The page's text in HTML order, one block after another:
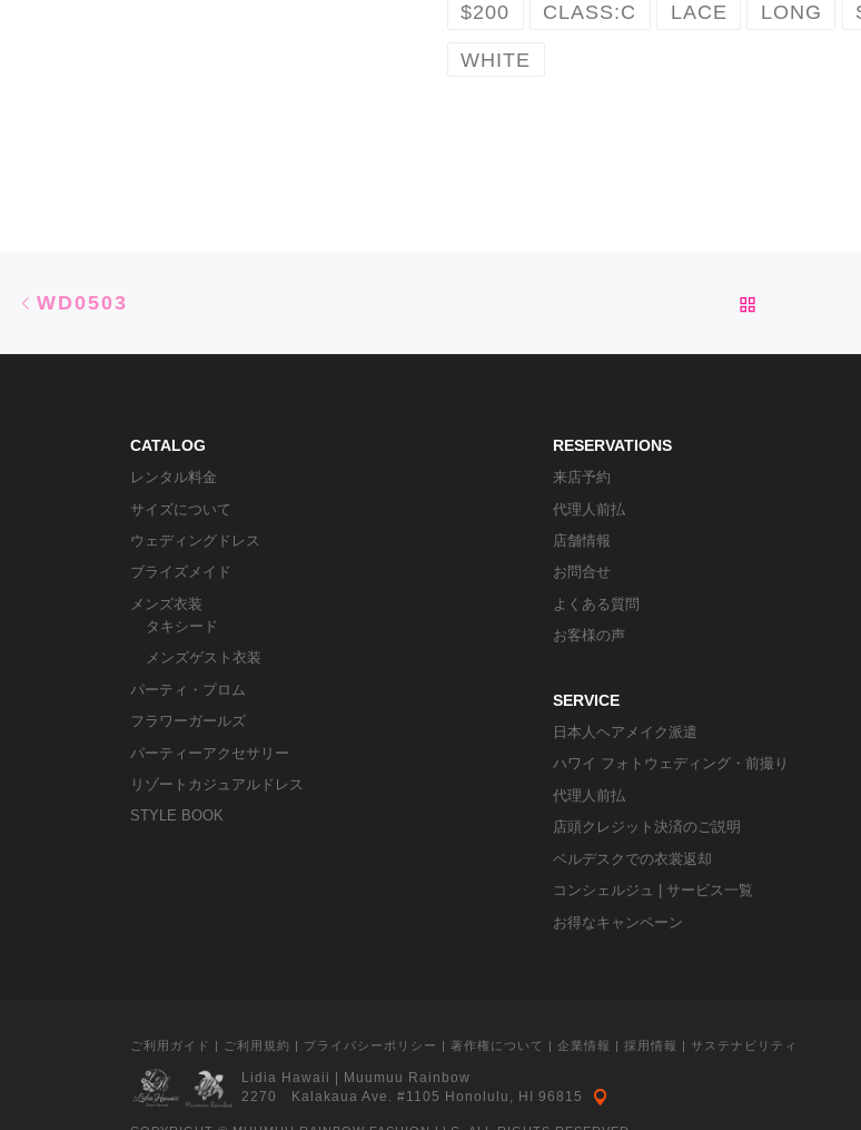
$200 CLASS:C LACE LONG
WHITE
Post navigation
WD0503
CATALOG
レンタル料金
サイズについて
ウェディングドレス
ブライズメイド
メンズ衣装
タキシード
メンズゲスト衣装
パーティ・プロム
フラワーガールズ
パーティーアクセサリー
リゾートカジュアルドレス
STYLE BOOK
RESERVATIONS
来店予約
代理人前払
店舗情報
お問合せ
よくある質問
お客様の声
SERVICE
日本人ヘアメイク派遣
ハワイ フォトウェディング・前撮り
代理人前払
店頭クレジット決済のご説明
ベルデスクでの衣裳返却
コンシェルジュ | サービス一覧
お得なキャンペーン
ご利用ガイド | ご利用規約 | プライバシーポリシー | 著作権について | 企業情報 | 採用情報 | サステナビリティ
Lidia Hawaii
Muumuu Rainbow
2270 Kalakaua Ave. #1105 Honolulu, HI 96815